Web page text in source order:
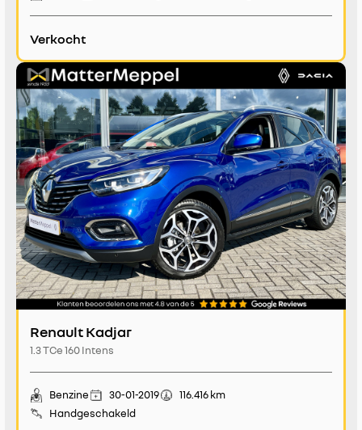
Verkocht
Renault Kadjar
1.3 TCe 160 Intens
Benzine 30-01-2019
116.416 km
Handgeschakeld